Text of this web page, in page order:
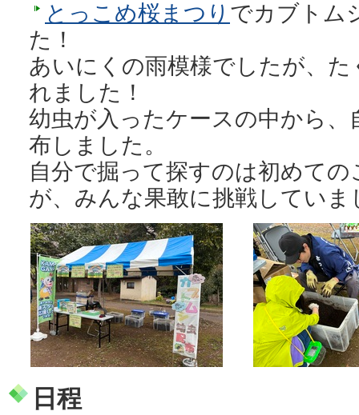
とっこめ桜まつり でカブトム
た！
あいにくの雨模様でしたが、
れました！
幼虫が入ったケースの中から、
布しました。
自分で掘って探すのは初めて
が、みんな果敢に挑戦していま
日程